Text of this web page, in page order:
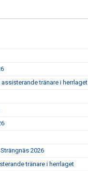
tränare i herrlaget
2026
tränare i herrlaget